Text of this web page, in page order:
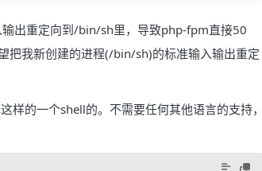
出重定向到/bin/sh里，导致php-fpm直接50
把我新创建的进程(/bin/sh)的标准输入输出重定
的一个shell的。不需要任何其他语言的支持，